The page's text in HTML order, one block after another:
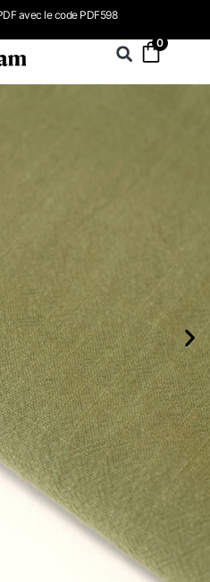
avec le code PDF598
0